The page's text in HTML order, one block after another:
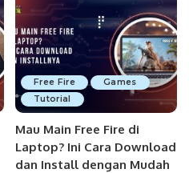
Free Fire
Games
Tutorial
Mau Main Free Fire di
Laptop? Ini Cara Download
dan Install dengan Mudah